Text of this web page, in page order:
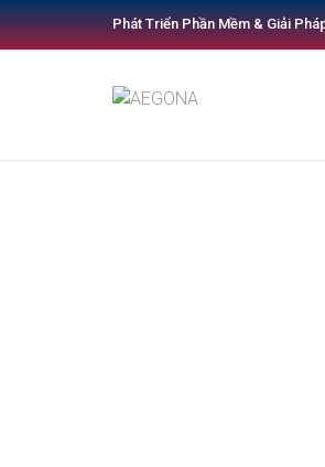
Phát Triển Phần Mềm & Giải